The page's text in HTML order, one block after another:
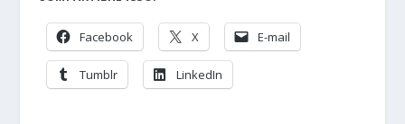
Facebook X E-mail
Tumblr LinkedIn